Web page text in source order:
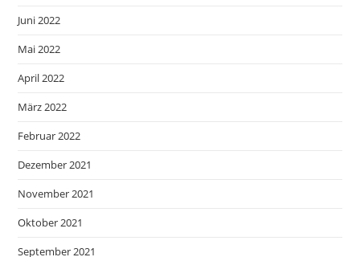
Juni 2022
Mai 2022
April 2022
März 2022
Februar 2022
Dezember 2021
November 2021
Oktober 2021
September 2021